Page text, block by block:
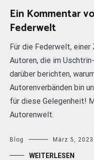
Ein Kommentar
Federwelt
Für die Federwelt,
Autoren, die im
darüber berichten,
Autorenverbänden bin
für diese Gelegenheit!
Autorenwelt.
Blog März 5, 2023
WEITERLESEN